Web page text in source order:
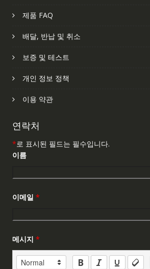
제품 FAQ
배달, 반납 및 취소
보증 및 테스트
개인 정보 정책
이용 약관
연락처
*로 표시된 필드는 필수입니다.
이름
이메일 *
메시지 *